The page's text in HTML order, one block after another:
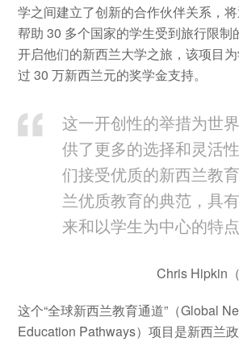
学之间建立了创新的合作伙伴关系，
帮助 30 多个国家的学生受到旅行限制
开启他们的新西兰大学之旅，该项目
过 30 万新西兰元的奖学金支持。
这一开创性的举措为世
供了更多的选择和灵活
们接受优质的新西兰教
兰优质教育的典范，具
来和以学生为中心的特点
Chris Hipkin
这个“全球新西兰教育通道”（Global
Education Pathways）项目是新西兰